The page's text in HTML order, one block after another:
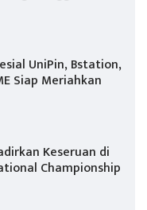
UniPin, Bstation,
Siap Meriahkan
Keseruan di
Championship